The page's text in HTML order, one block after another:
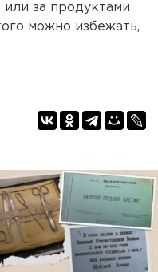
за продуктами
можно избежать,